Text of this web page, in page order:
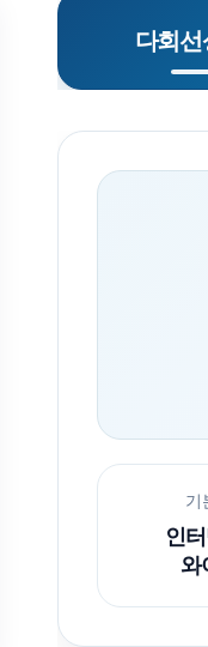
다회선
기
인터
와